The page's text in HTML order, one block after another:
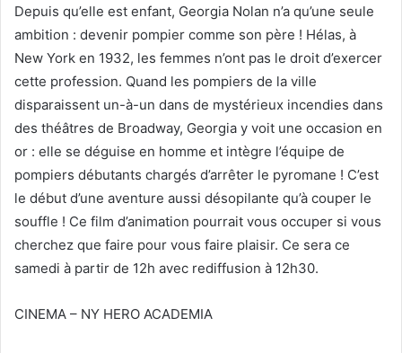
Depuis qu’elle est enfant, Georgia Nolan n’a qu’une seule
ambition : devenir pompier comme son père ! Hélas, à
New York en 1932, les femmes n’ont pas le droit d’exercer
cette profession. Quand les pompiers de la ville
disparaissent un-à-un dans de mystérieux incendies dans
des théâtres de Broadway, Georgia y voit une occasion en
or : elle se déguise en homme et intègre l’équipe de
pompiers débutants chargés d’arrêter le pyromane ! C’est
le début d’une aventure aussi désopilante qu’à couper le
souffle ! Ce film d’animation pourrait vous occuper si vous
cherchez que faire pour vous faire plaisir. Ce sera ce
samedi à partir de 12h avec rediffusion à 12h30.
CINEMA – NY HERO ACADEMIA